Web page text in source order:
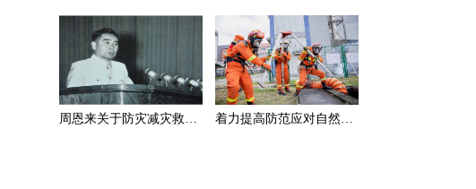
周恩来关于防灾减灾救灾的一组论述 着力提高防范应对自然灾害能力